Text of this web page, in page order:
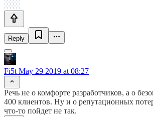
Reply
Fi5t May 29 2019 at 08:27
Речь не о комфорте разработчиков, а о
400 клиентов. Ну и о репутационных
что-то пойдет не так.